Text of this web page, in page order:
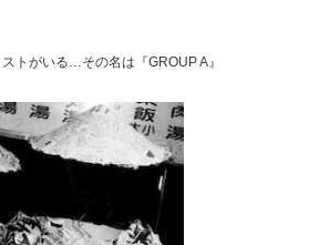
トがいる…その名は『GROUP A』